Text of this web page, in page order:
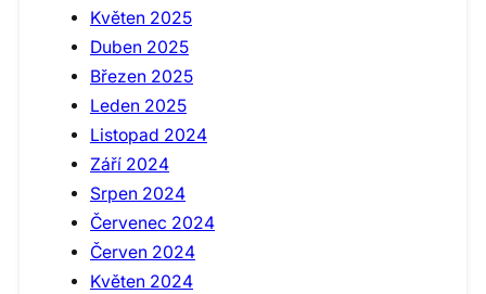
Květen 2025
Duben 2025
Březen 2025
Leden 2025
Listopad 2024
Září 2024
Srpen 2024
Červenec 2024
Červen 2024
Květen 2024